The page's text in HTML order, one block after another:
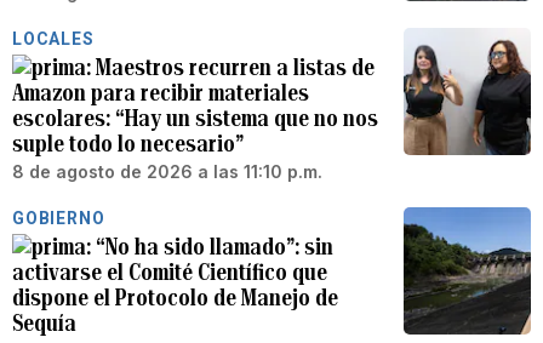
LOCALES
Maestros recurren a listas de
Amazon para recibir materiales
escolares: “Hay un sistema que no nos
suple todo lo necesario”
8 de agosto de 2026 a las 11:10 p.m.
GOBIERNO
“No ha sido llamado”: sin
activarse el Comité Científico que
dispone el Protocolo de Manejo de
Sequía